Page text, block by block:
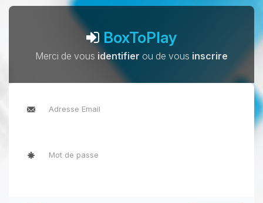
BoxToPlay
Merci de vous identifier ou de vous inscrire